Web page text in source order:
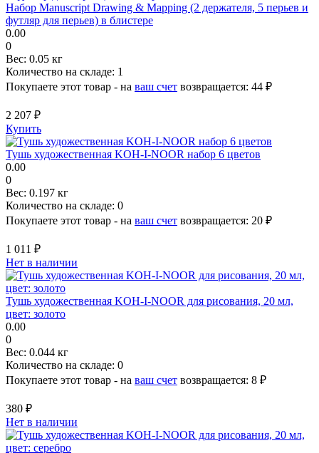
Набор Manuscript Drawing & Mapping (2 держателя, 5 перьев и
футляр для перьев) в блистере
0.00
0
Вес: 0.05 кг
Количество на складе: 1
Покупаете этот товар - на ваш счет возвращается: 44 ₽
2 207 ₽
Купить
Тушь художественная KOH-I-NOOR набор 6 цветов
0.00
0
Вес: 0.197 кг
Количество на складе: 0
Покупаете этот товар - на ваш счет возвращается: 20 ₽
1 011 ₽
Нет в наличии
Тушь художественная KOH-I-NOOR для рисования, 20 мл,
цвет: золото
0.00
0
Вес: 0.044 кг
Количество на складе: 0
Покупаете этот товар - на ваш счет возвращается: 8 ₽
380 ₽
Нет в наличии